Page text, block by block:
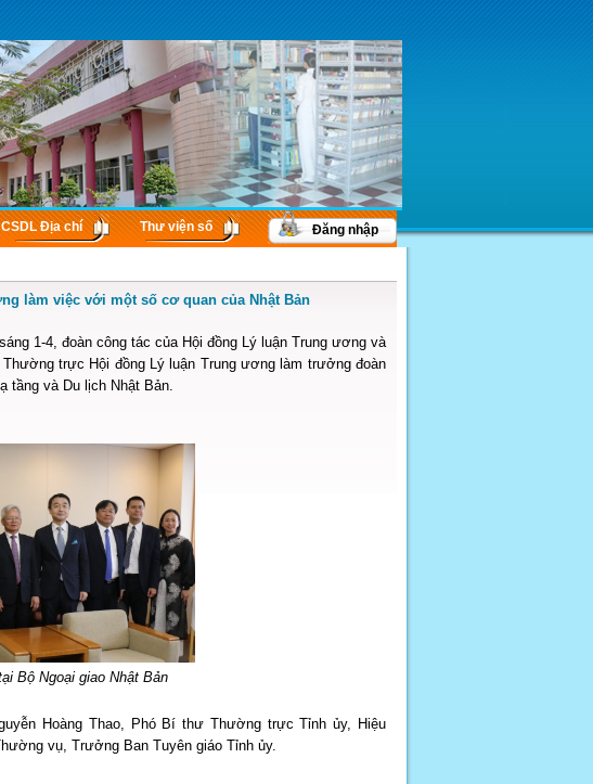
CSDL Ðịa chí Thư viện số Đăng nhập
làm việc với một số cơ quan của Nhật Bản
1-4, đoàn công tác của Hội đồng Lý luận Trung ương và
trực Hội đồng Lý luận Trung ương làm trưởng đoàn
tầng và Du lịch Nhật Bản.
Bộ Ngoại giao Nhật Bản
Hoàng Thao, Phó Bí thư Thường trực Tỉnh ủy, Hiệu
vụ, Trưởng Ban Tuyên giáo Tỉnh ủy.